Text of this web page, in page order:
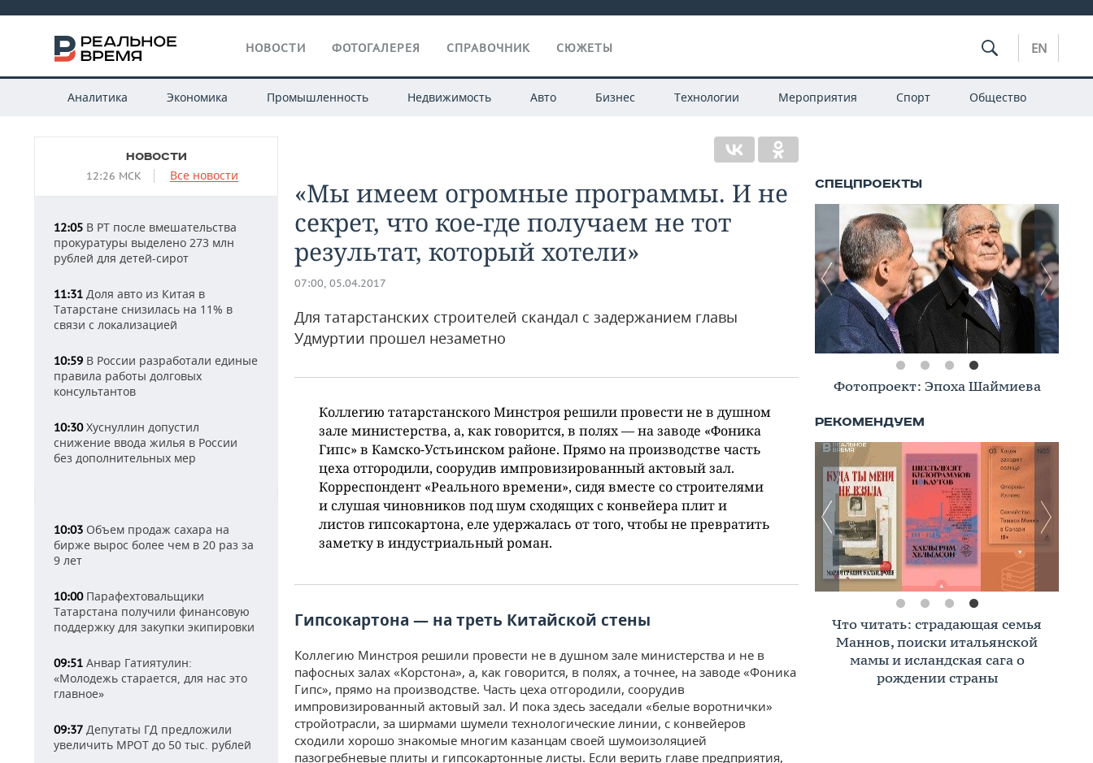
НОВОСТИ ФОТОГАЛЕРЕЯ СПРАВОЧНИК СЮЖЕТЫ EN
Аналитика Экономика Промышленность Недвижимость Авто Бизнес Технологии Мероприятия Спорт Общество
НОВОСТИ
12:26 МСК Все новости
12:05 В РТ после вмешательства
прокуратуры выделено 273 млн
рублей для детей-сирот
11:31 Доля авто из Китая в
Татарстане снизилась на 11% в
связи с локализацией
10:59 В России разработали единые
правила работы долговых
консультантов
10:30Хуснуллин допустил
снижение ввода жилья в России
без дополнительных мер
10:03 Объем продаж сахара на
бирже вырос более чем в 20 раз за
9 лет
10:00Парафехтовальщики
Татарстана получили финансовую
поддержку для закупки экипировки
09:51 Анвар Гатиятулин:
«Молодежь старается, для нас это
главное»
09:37 Депутаты ГД предложили
увеличить МРОТ до 50 тыс. рублей
«Мы имеем огромные программы. И не
секрет, что кое-где получаем не тот
результат, который хотели»
07:00, 05.04.2017
Для татарстанских строителей скандал с задержанием главы
Удмуртии прошел незаметно
Коллегию татарстанского Минстроя решили провести не в душном
зале министерства, а, как говорится, в полях — на заводе «Фоника
Гипс» в Камско-Устьинском районе. Прямо на производстве часть
цеха отгородили, соорудив импровизированный актовый зал.
Корреспондент «Реального времени», сидя вместе со строителями
и слушая чиновников под шум сходящих с конвейера плит и
листов гипсокартона, еле удержалась от того, чтобы не превратить
заметку в индустриальный роман.
Гипсокартона — на треть Китайской стены
Коллегию Минстроя решили провести не в душном зале министерства и не в
пафосных залах «Корстона», а, как говорится, в полях, а точнее, на заводе «Фоника
Гипс», прямо на производстве. Часть цеха отгородили, соорудив
импровизированный актовый зал. И пока здесь заседали «белые воротнички»
стройотрасли, за ширмами шумели технологические линии, с конвейеров
сходили хорошо знакомые многим казанцам своей шумоизоляцией
пазогребневые плиты и гипсокартонные листы. Если верить главе предприятия,
Фотопроект: Эпоха Шаймиева
Что читать: страдающая семья
Маннов, поиски итальянской
мамы и исландская сага о
рождении страны